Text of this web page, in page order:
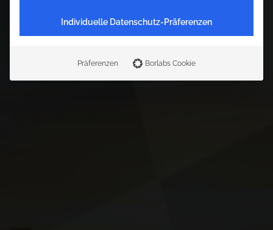
tik in the mak
Individuelle Datenschutz-Präferenzen
Präferenzen Borlabs Cookie